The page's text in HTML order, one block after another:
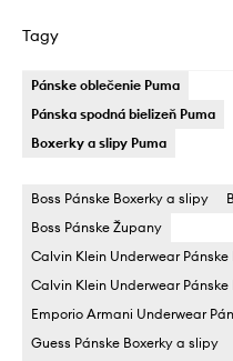
Tagy
Pánske oblečenie Puma
Pánska spodná bielizeň Puma
Boxerky a slipy Puma
Boss Pánske Boxerky a slipy
Boss Pánske Župany
Calvin Klein Underwear
Calvin Klein Underwear Pánske
Emporio Armani Underwear
Guess Pánske Boxerky a slipy